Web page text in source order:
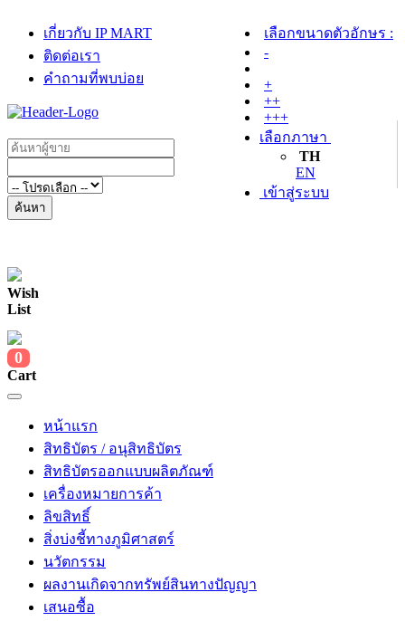
เกี่ยวกับ IP MART
ติดต่อเรา
คำถามที่พบบ่อย
เลือกขนาดตัวอักษร :
-
+
++
+++
เลือกภาษา
TH
EN
เข้าสู่ระบบ
ค้นหา
Wish
List
0
Cart
หน้าแรก
สิทธิบัตร / อนุสิทธิบัตร
สิทธิบัตรออกแบบผลิตภัณฑ์
เครื่องหมายการค้า
ลิขสิทธิ์
สิ่งบ่งชี้ทางภูมิศาสตร์
นวัตกรรม
ผลงานเกิดจากทรัพย์สินทางปัญญา
เสนอซื้อ